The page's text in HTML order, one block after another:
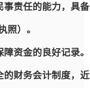
责任的能力，具
照）。
资金的良好记录。
财务会计制度，